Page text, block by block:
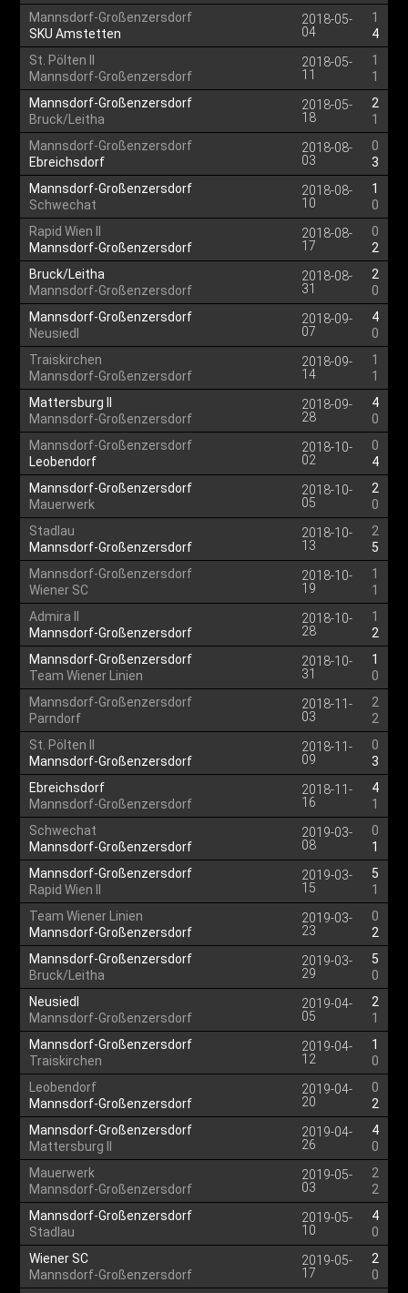
Mannsdorf-Großenzersdorf
SKU Amstetten
2018-05-
04
1
4
St. Pölten II
Mannsdorf-Großenzersdorf
2018-05-
11
1
1
Mannsdorf-Großenzersdorf
Bruck/Leitha
2018-05-
18
2
1
Mannsdorf-Großenzersdorf
Ebreichsdorf
2018-08-
03
0
3
Mannsdorf-Großenzersdorf
Schwechat
2018-08-
10
1
0
Rapid Wien II
Mannsdorf-Großenzersdorf
2018-08-
17
0
2
Bruck/Leitha
Mannsdorf-Großenzersdorf
2018-08-
31
2
0
Mannsdorf-Großenzersdorf
Neusiedl
2018-09-
07
4
0
Traiskirchen
Mannsdorf-Großenzersdorf
2018-09-
14
1
1
Mattersburg II
Mannsdorf-Großenzersdorf
2018-09-
28
4
0
Mannsdorf-Großenzersdorf
Leobendorf
2018-10-
02
0
4
Mannsdorf-Großenzersdorf
Mauerwerk
2018-10-
05
2
0
Stadlau
Mannsdorf-Großenzersdorf
2018-10-
13
2
5
Mannsdorf-Großenzersdorf
Wiener SC
2018-10-
19
1
1
Admira II
Mannsdorf-Großenzersdorf
2018-10-
28
1
2
Mannsdorf-Großenzersdorf
Team Wiener Linien
2018-10-
31
1
0
Mannsdorf-Großenzersdorf
Parndorf
2018-11-
03
2
2
St. Pölten II
Mannsdorf-Großenzersdorf
2018-11-
09
0
3
Ebreichsdorf
Mannsdorf-Großenzersdorf
2018-11-
16
4
1
Schwechat
Mannsdorf-Großenzersdorf
2019-03-
08
0
1
Mannsdorf-Großenzersdorf
Rapid Wien II
2019-03-
15
5
1
Team Wiener Linien
Mannsdorf-Großenzersdorf
2019-03-
23
0
2
Mannsdorf-Großenzersdorf
Bruck/Leitha
2019-03-
29
5
0
Neusiedl
Mannsdorf-Großenzersdorf
2019-04-
05
2
1
Mannsdorf-Großenzersdorf
Traiskirchen
2019-04-
12
1
0
Leobendorf
Mannsdorf-Großenzersdorf
2019-04-
20
0
2
Mannsdorf-Großenzersdorf
Mattersburg II
2019-04-
26
4
0
Mauerwerk
Mannsdorf-Großenzersdorf
2019-05-
03
2
2
Mannsdorf-Großenzersdorf
Stadlau
2019-05-
10
4
0
Wiener SC
Mannsdorf-Großenzersdorf
2019-05-
17
2
0